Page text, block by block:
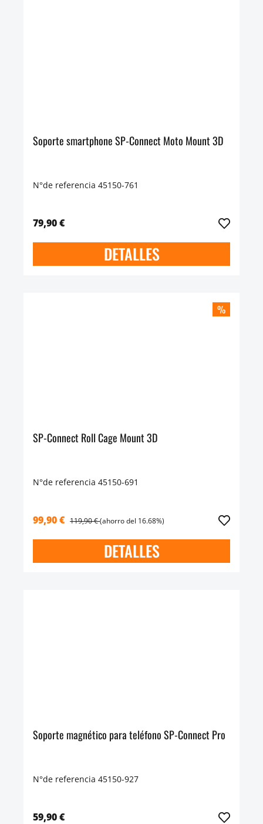
Soporte smartphone SP-Connect Moto Mount 3D
N°de referencia 45150-761
79,90 €
DETALLES
%
SP-Connect Roll Cage Mount 3D
N°de referencia 45150-691
99,90 € 119,90 €(ahorro del 16.68%)
DETALLES
Soporte magnético para teléfono SP-Connect Pro
N°de referencia 45150-927
59,90 €